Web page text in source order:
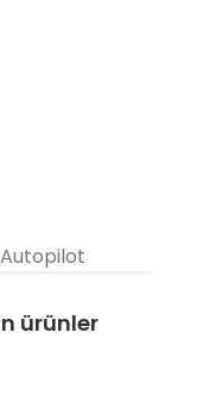
ürünler